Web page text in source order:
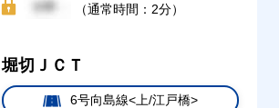
（通常時間：2分）
堀切ＪＣＴ
6号向島線<上/江戸橋>